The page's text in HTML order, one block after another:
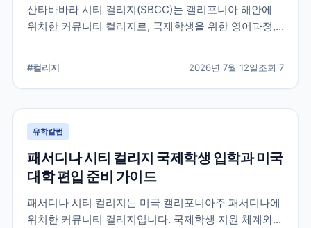
산타바바라 시티 컬리지(SBCC)는 캘리포니아 해안에
위치한 커뮤니티 컬리지로, 국제학생을 위한 영어과정,
서 확인해야 할 사항을 정리했습니다.
#컬리지 2026년 7월 12일조회 7
유학칼럼
패서디나 시티 컬리지 국제학생 입학과 미국
대학 편입 준비 가이드
패서디나 시티 컬리지는 미국 캘리포니아주 패서디나에
위치한 커뮤니티 컬리지입니다. 국제학생 지원 체계와